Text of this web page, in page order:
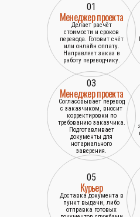
01
Менеджер проекта
Делает расчёт
стоимости и сроков
перевода. Готовит счёт
или онлайн оплату.
Направляет заказ в
работу переводчику.
03
Менеджер проекта
Согласовывает перевод
с заказчиком, вносит
корректировки по
требованию заказчика.
Подготавливает
документы для
нотариального
заверения.
05
Курьер
Доставка документа в
пункт выдачи, либо
отправка готовых